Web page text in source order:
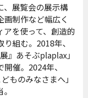
、展覧会の展示構
制作など幅広く
を使って、創造的
組む。2018年、
』あそぶplaplax」
催。2024年、
ものみなさまへ」